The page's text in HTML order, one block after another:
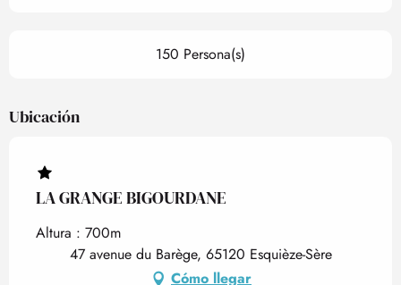
150 Persona(s)
Ubicación
LA GRANGE BIGOURDANE
Altura : 700m
47 avenue du Barège, 65120 Esquièze-Sère
Cómo llegar